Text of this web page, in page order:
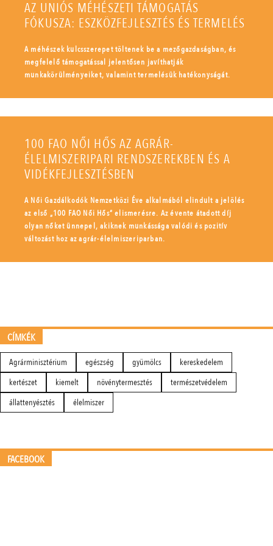
AZ UNIÓS MÉHÉSZETI TÁMOGATÁS
FÓKUSZA: ESZKÖZFEJLESZTÉS ÉS TERMELÉS
A méhészek kulcsszerepet töltenek be a mezőgazdaságban, és
megfelelő támogatással jelentősen javíthatják
munkakörülményeiket, valamint termelésük hatékonyságát.
100 FAO NŐI HŐS AZ AGRÁR-
ÉLELMISZERIPARI RENDSZEREKBEN ÉS A
VIDÉKFEJLESZTÉSBEN
A Női Gazdálkodók Nemzetközi Éve alkalmából elindult a jelölés
az első „100 FAO Női Hős” elismerésre. Az évente átadott díj
olyan nőket ünnepel, akiknek munkássága valódi és pozitív
változást hoz az agrár-élelmiszeriparban.
CÍMKÉK
Agrárminisztérium egészség gyümölcs
kereskedelem
kertészet
kiemelt növénytermesztés
természetvédelem
állattenyésztés
élelmiszer
FACEBOOK